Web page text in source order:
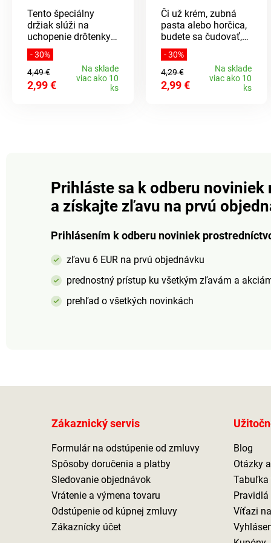
Tento špeciálny
držiak slúži na
uchopenie drôtenky.
Stačí ju len nasadiť!
Takto ľahko
vydrhnete hrnce a
panvice a nezničíte
si nechty. ABS, 10 x 6
- 30%
4,49 €
2,99 €
Na sklade
viac ako 10
ks
Či už krém, zubná
pasta alebo horčica,
budete sa čudovať,
koľko toho v
prázdnej tube ešte
zostáva.
Jednoduchá
manipulácia. Koniec
- 30%
4,29 €
2,99 €
Na sklade
viac ako 10
ks
Prihláste sa k odberu noviniek
a získajte zľavu na prvú
Prihlásením k odberu noviniek
zľavu 6 EUR na prvú objednávku
prednostný prístup ku všetkým zľavám a
prehľad o všetkých novinkách
Zákaznický servis
Formulár na odstúpenie od zmluvy
Spôsoby doručenia a platby
Sledovanie objednávok
Vrátenie a výmena tovaru
Odstúpenie od kúpnej zmluvy
Zákaznícky účet
Blog
Otázky
Víťazi